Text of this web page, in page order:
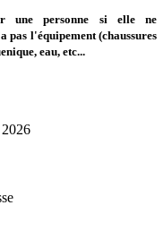
une personne si elle ne
pas l'équipement (chaussures
eau, etc...